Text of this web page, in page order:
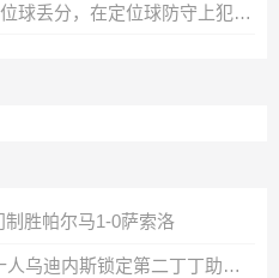
阿洛伊西：我们再度因为定位球丢分，在定位球防守上犯了一些错误
胜帕尔马1-0萨索洛
赛季收官！那不勒斯1-0十人乌迪内斯锁定第二丁丁助攻霍伊伦制胜